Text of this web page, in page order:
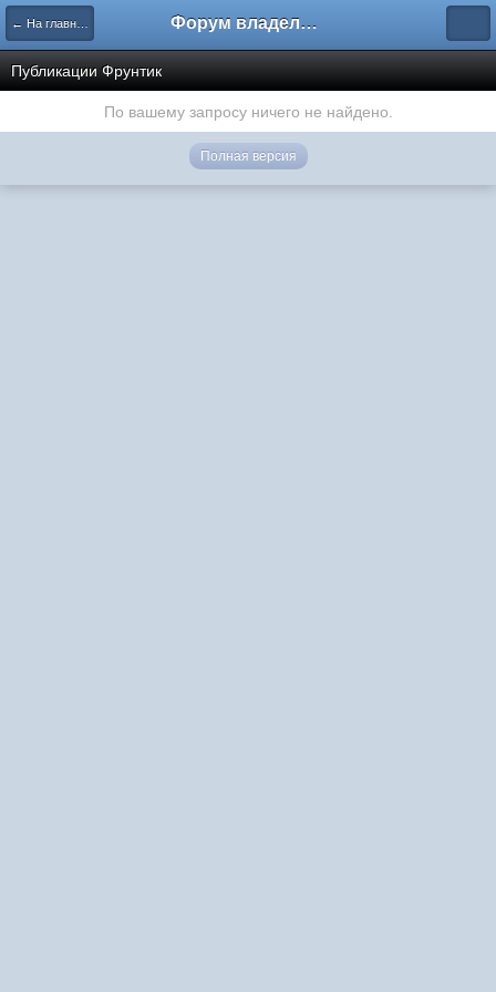
← На главную Форум владельцев интернет-магазинов
Публикации Фрунтик
По вашему запросу ничего не найдено.
Полная версия